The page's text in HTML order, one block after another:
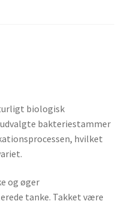
biologisk
bakteriestammer
hvilket
og øger
tanke. Takket være